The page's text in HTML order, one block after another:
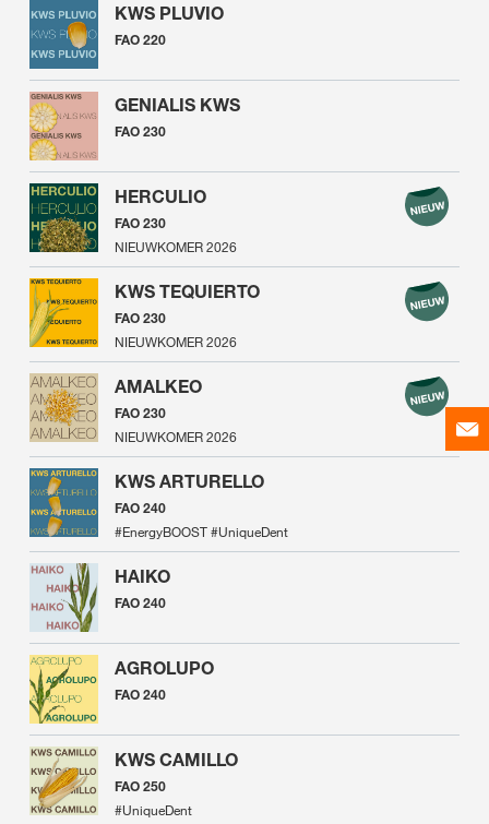
KWS PLUVIO
FAO 220
GENIALIS KWS
FAO 230
HERCULIO
FAO 230
NIEUWKOMER 2026
KWS TEQUIERTO
FAO 230
NIEUWKOMER 2026
AMALKEO
FAO 230
NIEUWKOMER 2026
KWS ARTURELLO
FAO 240
#EnergyBOOST #UniqueDent
HAIKO
FAO 240
AGROLUPO
FAO 240
KWS CAMILLO
FAO 250
#UniqueDent